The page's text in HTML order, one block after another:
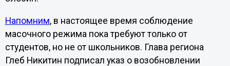
Напомним, в настоящее время соблюдение
масочного режима пока требуют только от
студентов, но не от школьников. Глава региона
Глеб Никитин подписал указ о возобновлении